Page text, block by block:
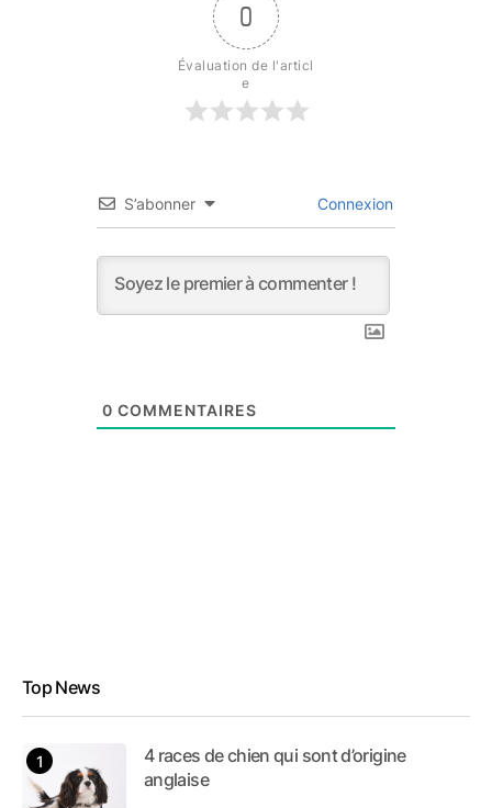
0
Évaluation de l'articl
e
S’abonner Connexion
0 COMMENTAIRES
Top News
4 races de chien qui sont d’origine
anglaise